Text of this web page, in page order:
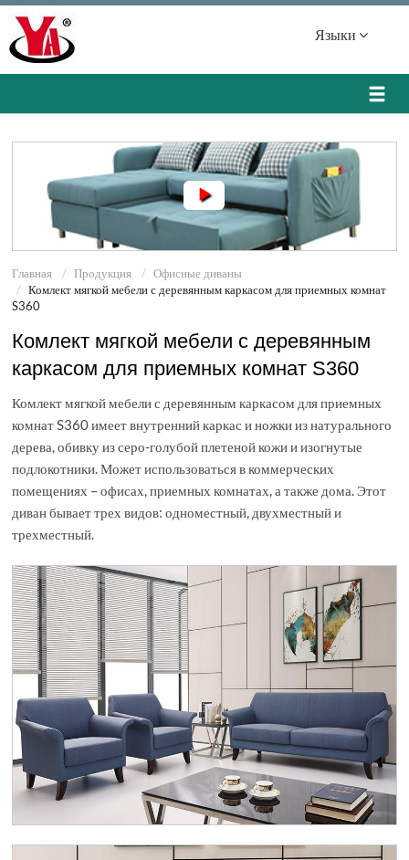
Языки
Главная Продукция
Офисные диваны
Комлект мягкой мебели с деревянным каркасом для приемных комнат
S360
Комлект мягкой мебели с деревянным
каркасом для приемных комнат S360
Комлект мягкой мебели с деревянным каркасом для приемных
комнат S360 имеет внутренний каркас и ножки из натурального
дерева, обивку из серо-голубой плетеной кожи и изогнутые
подлокотники. Может использоваться в коммерческих
помещениях – офисах, приемных комнатах, а также дома. Этот
диван бывает трех видов: одноместный, двухместный и
трехместный.